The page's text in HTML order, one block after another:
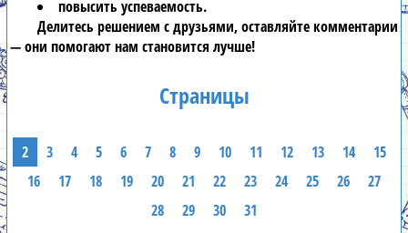
повысить успеваемость.
Делитесь решением с друзьями, оставляйте комментарии
— они помогают нам становится лучше!
Страницы
2 3 4 5 6 7 8 9 10 11 12 13 14
15
16
17 18 19 20 21 22 23 24 25 26
27
28
29 30 31